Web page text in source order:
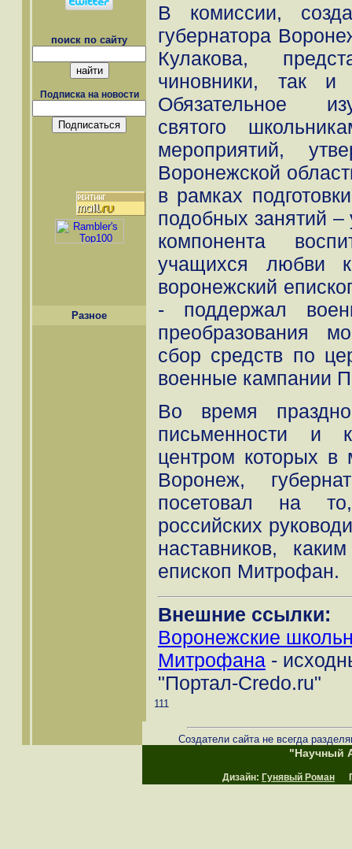
поиск по сайту
Подписка на новости
Разное
В комиссии,
губернатора
Кулакова,
чиновники, так и
Обязательное
святого
мероприятий,
Воронежской
в рамках
подобных занятий –
компонента
учащихся любви
воронежский
- поддержал
преобразования
сбор средств по
военные кампании
Во время
письменности и
центром которых в
Воронеж,
посетовал на
российских
наставников,
епископ Митрофан.
Внешние ссылки:
Воронежские
Митрофана -
"Портал-Credo.ru"
111
Создатели сайта не всегда
"Научный
Дизайн: Гунявый Роман